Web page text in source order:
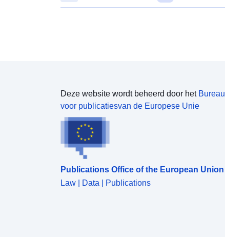
Deze website wordt beheerd door het Bureau
voor publicatiesvan de Europese Unie
Publications Office of the European Union
Law | Data | Publications